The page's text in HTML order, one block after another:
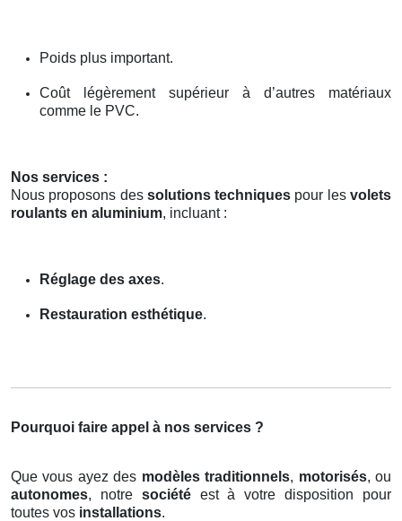
Poids plus important.
Coût légèrement supérieur à d’autres matériaux
comme le PVC.
Nos services :
Nous proposons des solutions techniques pour lesvolets
roulants en aluminium, incluant :
Réglage des axes.
Restauration esthétique.
Pourquoi faire appel à nos services ?
Que vous ayez des modèles traditionnels, motorisés, ou
autonomes, notre sociétéest à votre disposition pour
toutes vos installations.